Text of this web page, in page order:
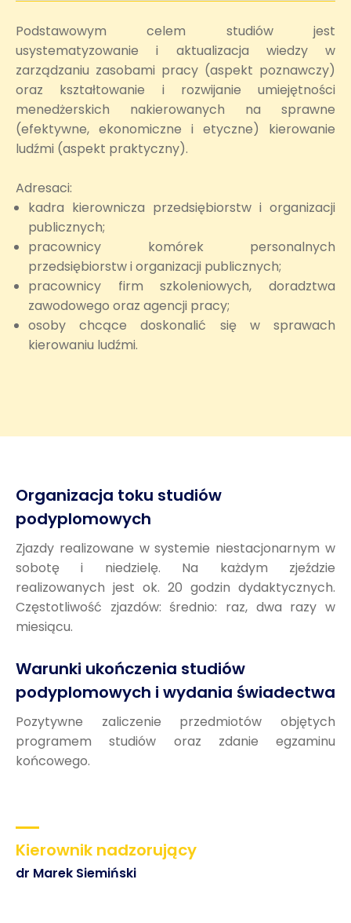
Podstawowym celem studiów jest
usystematyzowanie i aktualizacja wiedzy w
zarządzaniu zasobami pracy (aspekt poznawczy)
oraz kształtowanie i rozwijanie umiejętności
menedżerskich nakierowanych na sprawne
(efektywne, ekonomiczne i etyczne) kierowanie
ludźmi (aspekt praktyczny).
Adresaci:
kadra kierownicza przedsiębiorstw i organizacji
publicznych;
pracownicy komórek personalnych
przedsiębiorstw i organizacji publicznych;
pracownicy firm szkoleniowych, doradztwa
zawodowego oraz agencji pracy;
osoby chcące doskonalić się w sprawach
kierowaniu ludźmi.
Organizacja toku studiów
podyplomowych
Zjazdy realizowane w systemie niestacjonarnym w
sobotę i niedzielę. Na każdym zjeździe
realizowanych jest ok. 20 godzin dydaktycznych.
Częstotliwość zjazdów: średnio: raz, dwa razy w
miesiącu.
Warunki ukończenia studiów
podyplomowych i wydania świadectwa
Pozytywne zaliczenie przedmiotów objętych
programem studiów oraz zdanie egzaminu
końcowego.
Kierownik nadzorujący
dr Marek Siemiński